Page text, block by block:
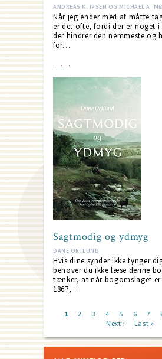
ANDREAS K. IPSEN OG MICHAEL A.
Når jeg ender med at måtte
er det ofte, fordi der er noget i
der hindrer den nemmeste og
for…
Sagtmodig og ydmyg
DANE ORTLUND
Hvis dine synder ikke tynger
behøver du ikke læse denne
tænker, at når bogomslaget er
1867,…
Current
1 Page
2 Page
3 Page
4 Page
5 Page
6 Page
7
Next ›
Last
Last »